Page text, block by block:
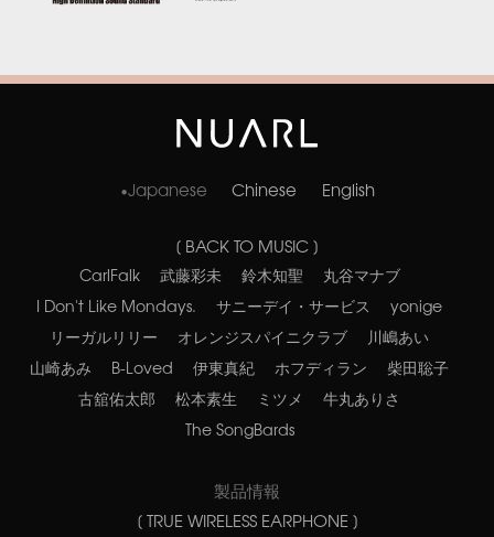
Japanese Chinese English
[ BACK TO MUSIC ]
CarlFalk 武藤彩未 鈴木知聖
丸谷マナブ
I Don't Like Mondays.
サニーデイ・サービス
yonige
リーガルリリー
オレンジスパイニクラブ
川嶋あい
山崎あみ
B-Loved 伊東真紀 ホフディラン
柴田聡子
古舘佑太郎
松本素生 ミツメ
牛丸ありさ
The SongBards
製品情報
[ TRUE WIRELESS EARPHONE ]